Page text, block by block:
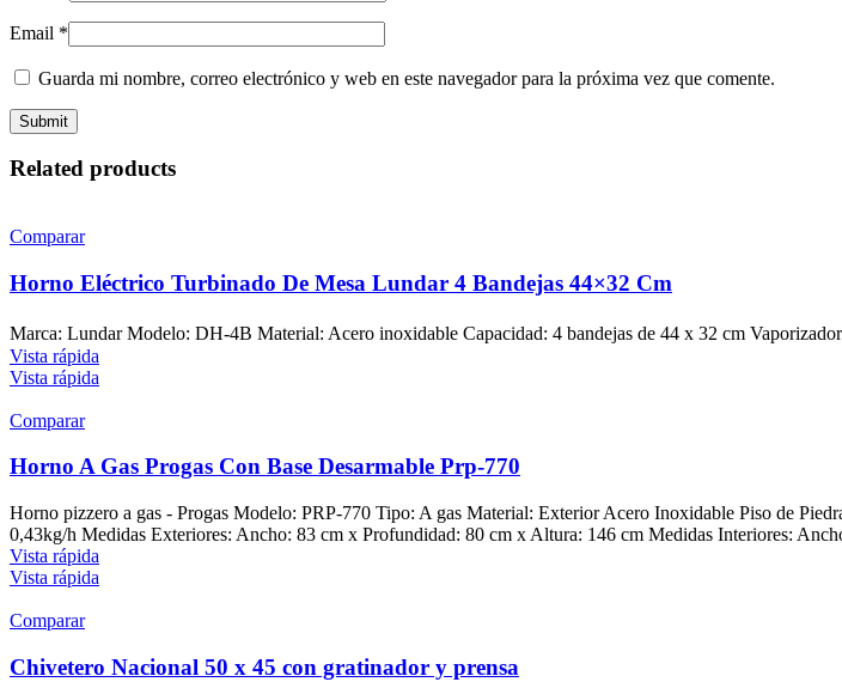
Email *
Guarda mi nombre, correo electrónico y web en este navegador para la próxima vez que comente.
Related products
Comparar
Horno Eléctrico Turbinado De Mesa Lundar 4 Bandejas 44×32 Cm
Marca: Lundar Modelo: DH-4B Material: Acero inoxidable Capacidad: 4 bandejas de 44 x 32 cm
Vista rápida
Vista rápida
Comparar
Horno A Gas Progas Con Base Desarmable Prp-770
Horno pizzero a gas - Progas Modelo: PRP-770 Tipo: A gas Material: Exterior Acero Inoxidable Piso de
0,43kg/h Medidas Exteriores: Ancho: 83 cm x Profundidad: 80 cm x Altura: 146 cm Medidas Interiores:
Vista rápida
Vista rápida
Comparar
Chivetero Nacional 50 x 45 con gratinador y prensa